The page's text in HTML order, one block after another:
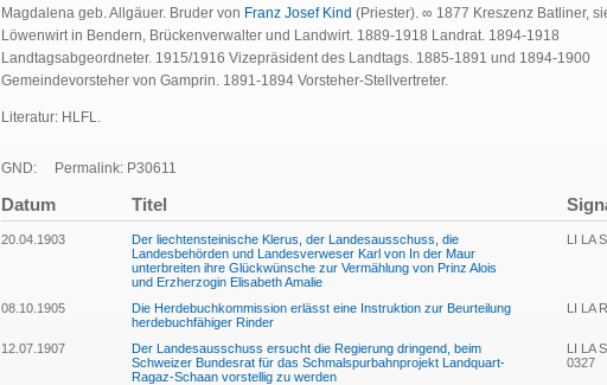
Magdalena geb. Allgäuer. Bruder von Franz Josef Kind (Priester). ∞ 1877 Kreszenz Batliner,
Löwenwirt in Bendern, Brückenverwalter und Landwirt. 1889-1918 Landrat. 1894-1918
Landtagsabgeordneter. 1915/1916 Vizepräsident des Landtags. 1885-1891 und 1894-1900
Gemeindevorsteher von Gamprin. 1891-1894 Vorsteher-Stellvertreter.
Literatur: HLFL.
GND: Permalink: P30611
Datum Titel
20.04.1903
Der liechtensteinische Klerus, der Landesausschuss, die
Landesbehörden und Landesverweser Karl von In der Maur
unterbreiten ihre Glückwünsche zur Vermählung von Prinz Alois
und Erzherzogin Elisabeth Amalie
LI LA
08.10.1905
Die Herdebuchkommission erlässt eine Instruktion zur Beurteilung
herdebuchfähiger Rinder
LI LA
12.07.1907
Der Landesausschuss ersucht die Regierung dringend, beim
Schweizer Bundesrat für das Schmalspurbahnprojekt Landquart-
Ragaz-Schaan vorstellig zu werden
LI LA
0327